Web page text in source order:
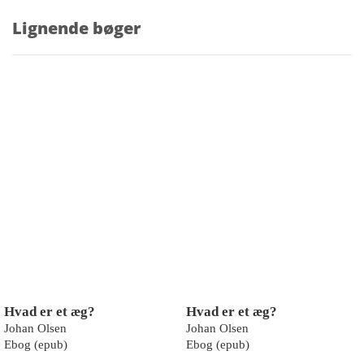
Lignende bøger
Hvad er et æg?
Johan Olsen
Ebog (epub)
Hvad er et æg?
Johan Olsen
Ebog (epub)